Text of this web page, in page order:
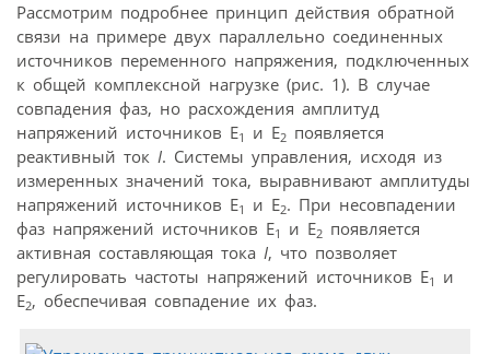
Рассмотрим подробнее принцип действия обратной
связи на примере двух параллельно соединенных
источников переменного напряжения, подключенных
к общей комплексной нагрузке (рис. 1). В случае
совпадения фаз, но расхождения амплитуд
напряжений источников E1 и E2 появляется
реактивный ток I. Системы управления, исходя из
измеренных значений тока, выравнивают амплитуды
напряжений источников E1 и E2. При несовпадении
фаз напряжений источников E1 и E2 появляется
активная составляющая тока I, что позволяет
регулировать частоты напряжений источников E1
и
E2, обеспечивая совпадение их фаз.